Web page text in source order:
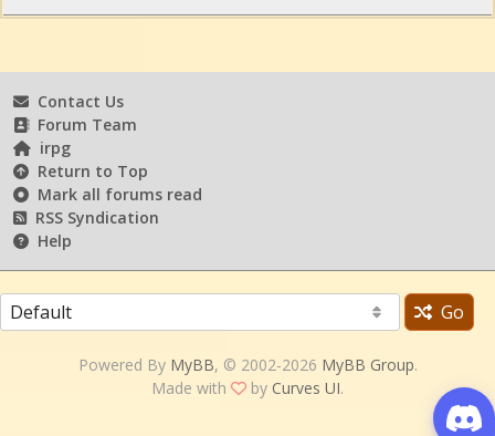
Contact Us
Forum Team
irpg
Return to Top
Mark all forums read
RSS Syndication
Help
Go
Powered By MyBB, © 2002-2026 MyBB Group.
Made with
by Curves UI.